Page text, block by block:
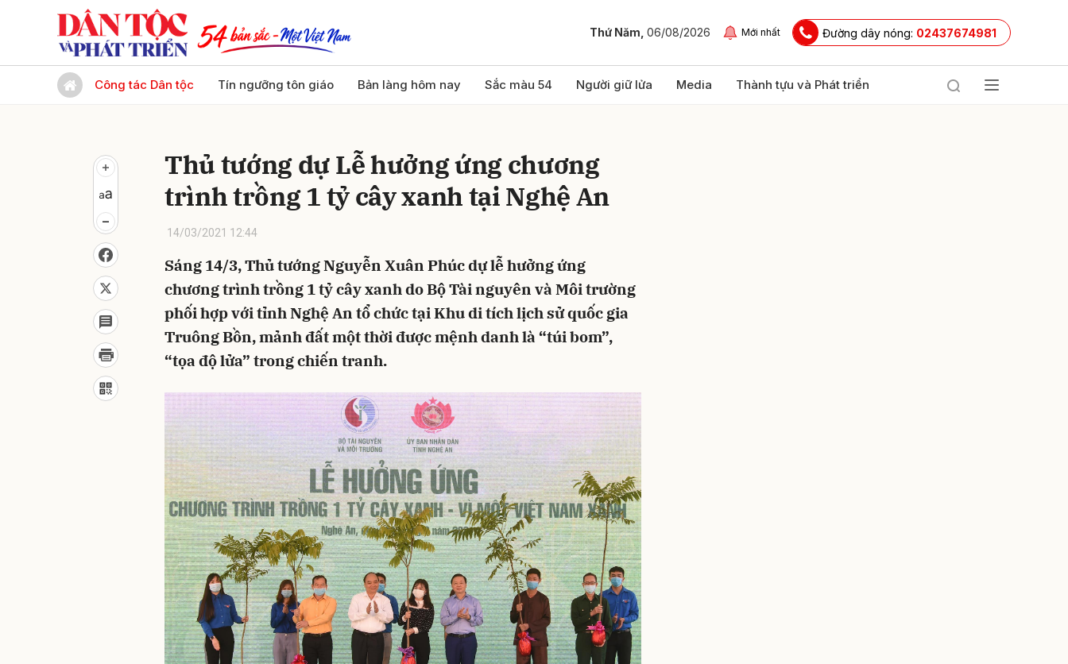
Thứ Năm, 06/08/2026 Mới nhất Đường dây nóng: 02437674981
Công tác Dân tộc Tín ngưỡng tôn giáo Bản làng hôm nay Sắc màu 54 Người giữ lửa Media Thành tựu và Phát triển
Thủ tướng dự Lễ hưởng ứng chương
trình trồng 1 tỷ cây xanh tại Nghệ An
14/03/2021 12:44
Sáng 14/3, Thủ tướng Nguyễn Xuân Phúc dự lễ hưởng ứng
chương trình trồng 1 tỷ cây xanh do Bộ Tài nguyên và Môi trường
phối hợp với tỉnh Nghệ An tổ chức tại Khu di tích lịch sử quốc gia
Truông Bồn, mảnh đất một thời được mệnh danh là “túi bom”,
“tọa độ lửa” trong chiến tranh.
Gửi bình luận